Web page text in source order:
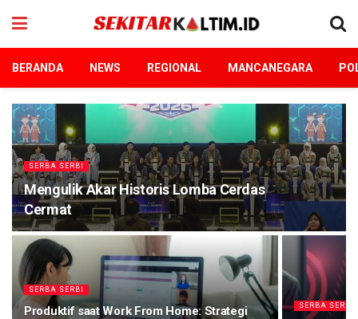
BERANDA NEWS REGIONAL MANCANEGARA
SERBA SERBI
Mengulik Akar Historis Lomba Cerdas
Cermat
SERBA SERBI
Produktif saat Work From Home: Strategi
SERBA SERBI